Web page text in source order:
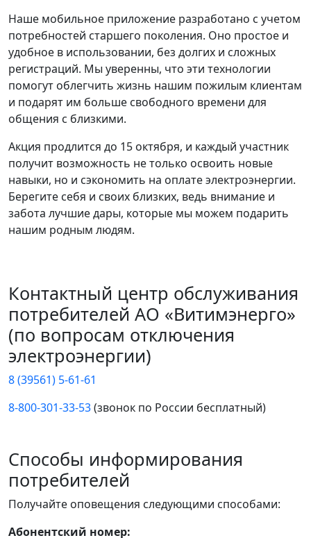
Наше мобильное приложение разработано с учетом
потребностей старшего поколения. Оно простое и
удобное в использовании, без долгих и сложных
регистраций. Мы уверенны, что эти технологии
помогут облегчить жизнь нашим пожилым клиентам
и подарят им больше свободного времени для
общения с близкими.
Акция продлится до 15 октября, и каждый участник
получит возможность не только освоить новые
навыки, но и сэкономить на оплате электроэнергии.
Берегите себя и своих близких, ведь внимание и
забота лучшие дары, которые мы можем подарить
нашим родным людям.
Контактный центр обслуживания
потребителей АО «Витимэнерго»
(по вопросам отключения
электроэнергии)
8 (39561) 5-61-61
8-800-301-33-53(звонок по России бесплатный)
Способы информирования
потребителей
Получайте оповещения следующими способами:
Абонентский номер: